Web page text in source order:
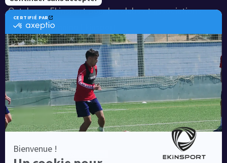
Catalogue Ekinsport pour les clubs et associations
Catalogue running Ekinsport
Blog
Une société de :